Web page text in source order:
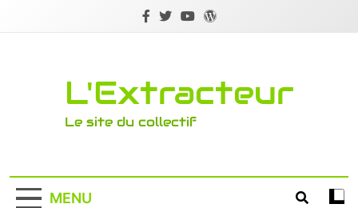
L'Extracteur
Le site du collectif
MENU